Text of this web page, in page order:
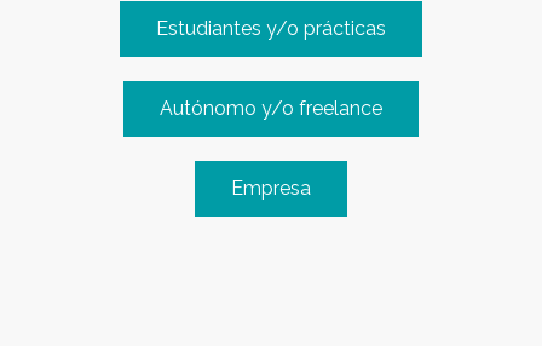
Estudiantes y/o prácticas
Autónomo y/o freelance
Empresa